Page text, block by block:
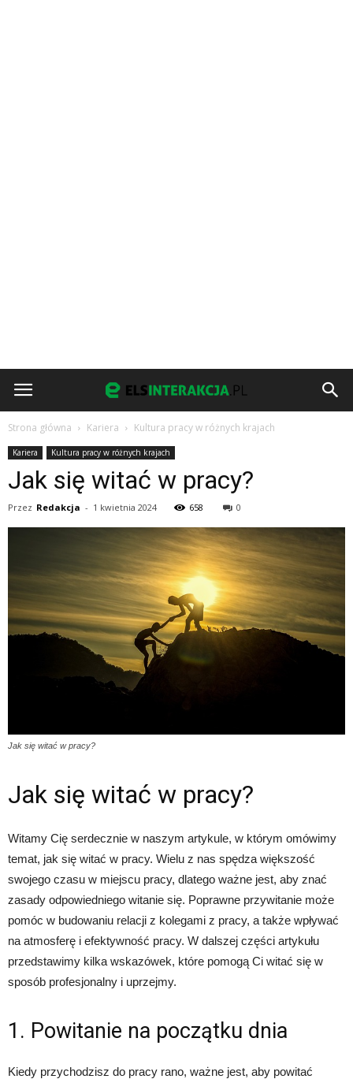
Strona główna Kariera Kultura pracy w różnych krajach
Kariera Kultura pracy w różnych krajach
Jak się witać w pracy?
Przez Redakcja - 1 kwietnia 2024 658 0
Jak się witać w pracy?
Jak się witać w pracy?
Witamy Cię serdecznie w naszym artykule, w którym omówimy
temat, jak się witać w pracy. Wielu z nas spędza większość
swojego czasu w miejscu pracy, dlatego ważne jest, aby znać
zasady odpowiedniego witanie się. Poprawne przywitanie może
pomóc w budowaniu relacji z kolegami z pracy, a także wpływać
na atmosferę i efektywność pracy. W dalszej części artykułu
przedstawimy kilka wskazówek, które pomogą Ci witać się w
sposób profesjonalny i uprzejmy.
1. Powitanie na początku dnia
Kiedy przychodzisz do pracy rano, ważne jest, aby powitać